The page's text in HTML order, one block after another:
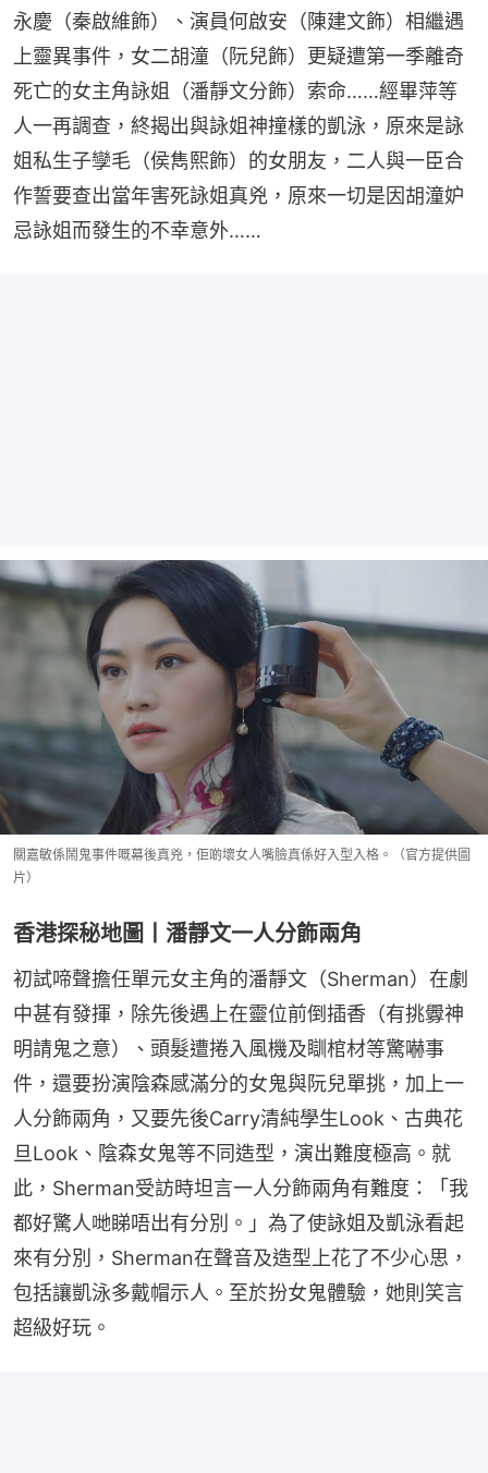
永慶（秦啟維飾）、演員何啟安（陳建文飾）相繼遇
上靈異事件，女二胡潼（阮兒飾）更疑遭第一季離奇
死亡的女主角詠姐（潘靜文分飾）索命……經畢萍等
人一再調查，終揭出與詠姐神撞樣的凱泳，原來是詠
姐私生子孿毛（侯雋熙飾）的女朋友，二人與一臣合
作誓要查出當年害死詠姐真兇，原來一切是因胡潼妒
忌詠姐而發生的不幸意外……
關嘉敏係鬧鬼事件嘅幕後真兇，佢啲壞女人嘴臉真係好入型入格。（官方提供圖
片）
香港探秘地圖丨潘靜文一人分飾兩角
初試啼聲擔任單元女主角的潘靜文（Sherman）在劇
中甚有發揮，除先後遇上在靈位前倒插香（有挑釁神
明請鬼之意）、頭髮遭捲入風機及瞓棺材等驚嚇事
件，還要扮演陰森感滿分的女鬼與阮兒單挑，加上一
人分飾兩角，又要先後Carry清純學生Look、古典花
旦Look、陰森女鬼等不同造型，演出難度極高。就
此，Sherman受訪時坦言一人分飾兩角有難度：「我
都好驚人哋睇唔出有分別。」為了使詠姐及凱泳看起
來有分別，Sherman在聲音及造型上花了不少心思，
包括讓凱泳多戴帽示人。至於扮女鬼體驗，她則笑言
超級好玩。